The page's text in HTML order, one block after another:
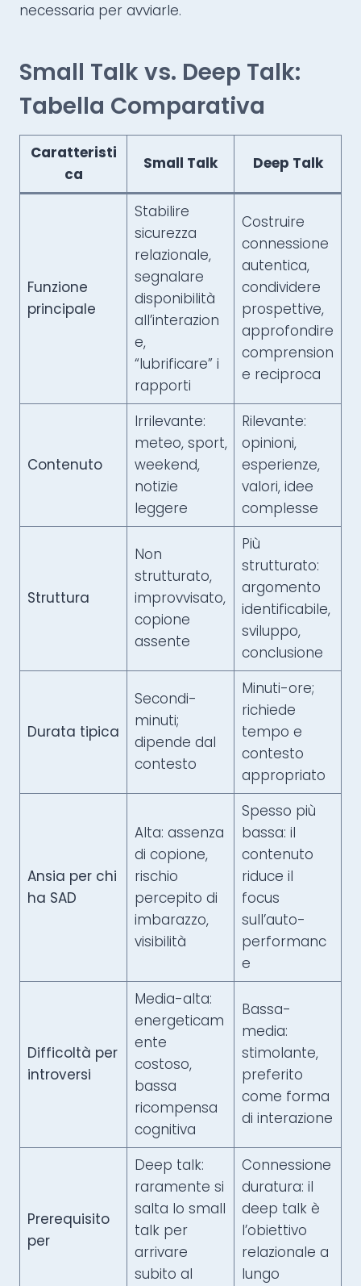
necessaria per avviarle.
Small Talk vs. Deep Talk:
Tabella Comparativa
Caratteristi
ca
Small Talk Deep Talk
Funzione
principale
Stabilire
sicurezza
relazionale,
segnalare
disponibilità
all’interazion
e,
“lubrificare” i
rapporti
Costruire
connessione
autentica,
condividere
prospettive,
approfondire
comprension
e reciproca
Contenuto
Irrilevante:
meteo, sport,
weekend,
notizie
leggere
Rilevante:
opinioni,
esperienze,
valori, idee
complesse
Struttura
Non
strutturato,
improvvisato,
copione
assente
Più
strutturato:
argomento
identificabile,
sviluppo,
conclusione
Durata tipica
Secondi-
minuti;
dipende dal
contesto
Minuti-ore;
richiede
tempo e
contesto
appropriato
Ansia per chi
ha SAD
Alta: assenza
di copione,
rischio
percepito di
imbarazzo,
visibilità
Spesso più
bassa: il
contenuto
riduce il
focus
sull’auto-
performanc
e
Difficoltà per
introversi
Media-alta:
energeticam
ente
costoso,
bassa
ricompensa
cognitiva
Bassa-
media:
stimolante,
preferito
come forma
di interazione
Prerequisito
per
Deep talk:
raramente si
salta lo small
talk per
arrivare
subito al
Connessione
duratura: il
deep talk è
l’obiettivo
relazionale a
lungo